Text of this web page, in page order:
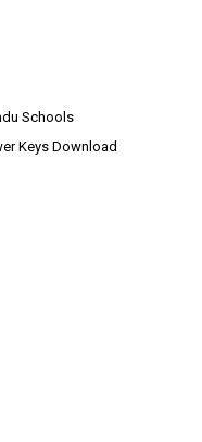
Schools
Keys Download